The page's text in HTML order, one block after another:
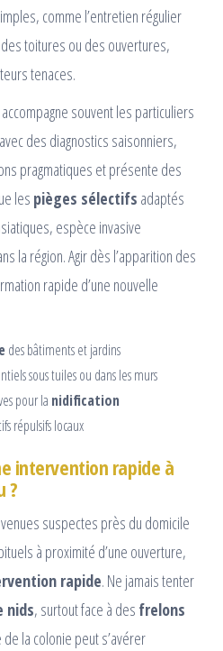
comme l’entretien régulier
toitures ou des ouvertures,
tenaces.
accompagne souvent les particuliers
des diagnostics saisonniers,
pragmatiques et présente des
les pièges sélectifs adaptés
espèce invasive
la région. Agir dès l’apparition des
rapide d’une nouvelle
des bâtiments et jardins
sous tuiles ou dans les murs
pour la nidification
répulsifs locaux
intervention rapide à
?
suspectes près du domicile
à proximité d’une ouverture,
rapide. Ne jamais tenter
nids, surtout face à des frelons
la colonie peut s’avérer